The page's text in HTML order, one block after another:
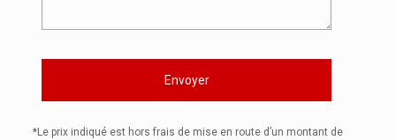
*Le prix indiqué est hors frais de mise en route d’un montant de